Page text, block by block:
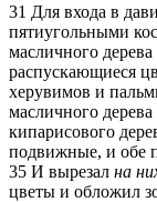
31 Для входа в
пятиугольными
масличного
распускающиеся
херувимов и
масличного
кипарисового
подвижные, и обе
35 И вырезал на
цветы и обложил